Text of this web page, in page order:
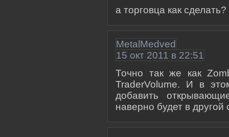
а торговца как
MetalMedved
15 окт 2011 в 22:51
Точно так же как
TraderVolume. И в
добавить
наверно будет в другой